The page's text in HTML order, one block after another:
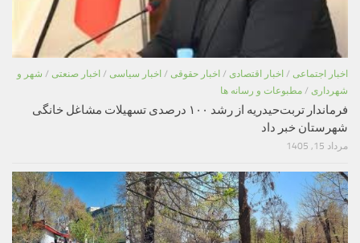
اخبار اجتماعی / اخبار اقتصادی / اخبار حقوقی / اخبار سیاسی / اخبار صنعتی / شهر و
شهرداری / مطبوعات و رسانه ها
فرماندار تربت‌حیدریه از رشد ۱۰۰ درصدی تسهیلات مشاغل خانگی
شهرستان خبر داد
مرداد 15, 1405